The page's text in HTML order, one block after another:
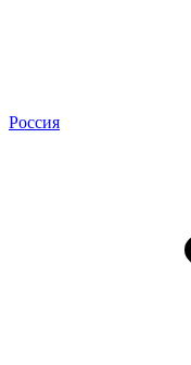
Россия